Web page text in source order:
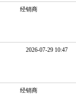
经销商
2026-07-29 10:47
经销商